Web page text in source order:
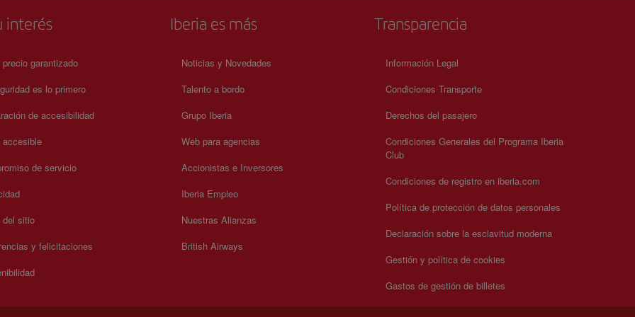
interés
precio garantizado
es lo primero
de accesibilidad
accesible
de servicio
del sitio
y felicitaciones
Iberia es más
Noticias y Novedades
Talento a bordo
Grupo Iberia
Web para agencias
Accionistas e Inversores
Iberia Empleo
Nuestras Alianzas
British Airways
Transparencia
Información Legal
Condiciones Transporte
Derechos del pasajero
Condiciones Generales del Programa Iberia
Club
Condiciones de registro en iberia.com
Política de protección de datos personales
Declaración sobre la esclavitud moderna
Gestión y política de cookies
Gastos de gestión de billetes